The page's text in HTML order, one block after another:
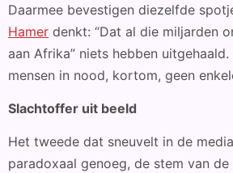
Daarmee bevestigen diezelfde
Hamer denkt: “Dat al die miljarden
aan Afrika” niets hebben
mensen in nood, kortom, geen
Slachtoffer uit beeld
Het tweede dat sneuvelt in de
paradoxaal genoeg, de stem van